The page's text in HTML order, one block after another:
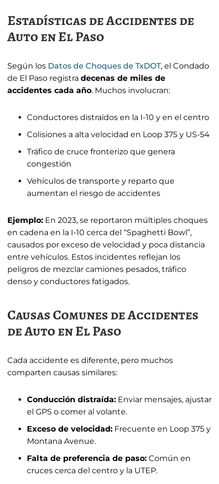
Estadísticas de Accidentes de
Auto en El Paso
Según los Datos de Choques de TxDOT, el Condado
de El Paso registra decenas de miles de
accidentes cada año. Muchos involucran:
Conductores distraídos en la I-10 y en el centro
Colisiones a alta velocidad en Loop 375 y US-54
Tráfico de cruce fronterizo que genera
congestión
Vehículos de transporte y reparto que
aumentan el riesgo de accidentes
Ejemplo: En 2023, se reportaron múltiples choques
en cadena en la I-10 cerca del “Spaghetti Bowl”,
causados por exceso de velocidad y poca distancia
entre vehículos. Estos incidentes reflejan los
peligros de mezclar camiones pesados, tráfico
denso y conductores fatigados.
Causas Comunes de Accidentes
de Auto en El Paso
Cada accidente es diferente, pero muchos
comparten causas similares:
Conducción distraída: Enviar mensajes, ajustar
el GPS o comer al volante.
Exceso de velocidad: Frecuente en Loop 375 y
Montana Avenue.
Falta de preferencia de paso: Común en
cruces cerca del centro y la UTEP.